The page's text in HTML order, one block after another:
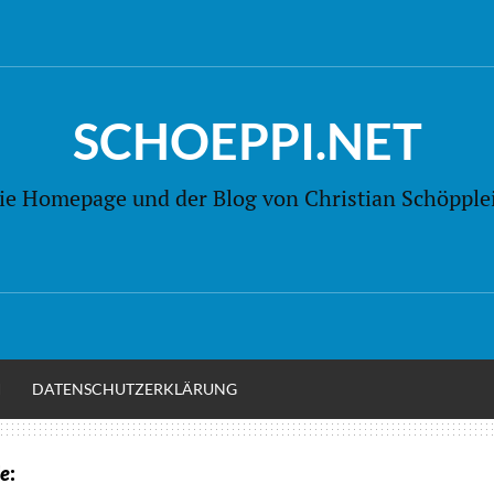
SCHOEPPI.NET
Homepage und der Blog von Christian
DATENSCHUTZERKLÄRUNG
: